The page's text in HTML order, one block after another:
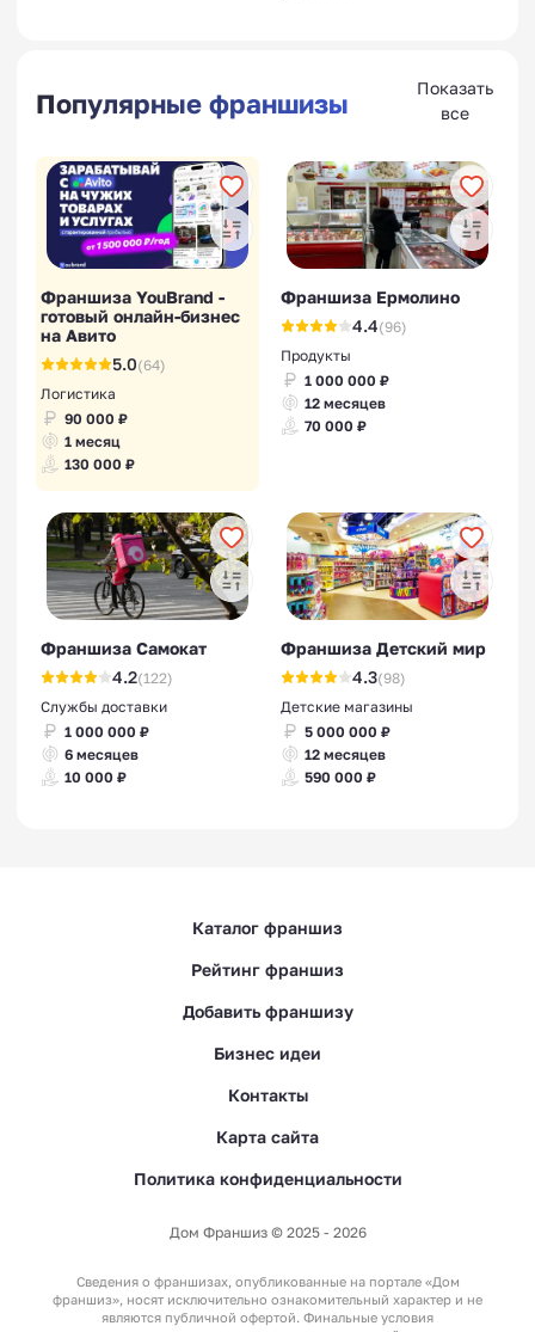
Популярные франшизы
Показать
все
Франшиза YouBrand -
готовый онлайн-бизнес
на Авито
5.0(64)
Логистика
90 000 ₽
1 месяц
130 000 ₽
Франшиза Ермолино
4.4(96)
Продукты
1 000 000 ₽
12 месяцев
70 000 ₽
Франшиза Самокат
4.2(122)
Службы доставки
1 000 000 ₽
6 месяцев
10 000 ₽
Франшиза Детский мир
4.3(98)
Детские магазины
5 000 000 ₽
12 месяцев
590 000 ₽
Каталог франшиз
Рейтинг франшиз
Добавить франшизу
Бизнес идеи
Контакты
Карта сайта
Политика конфиденциальности
Дом Франшиз © 2025 - 2026